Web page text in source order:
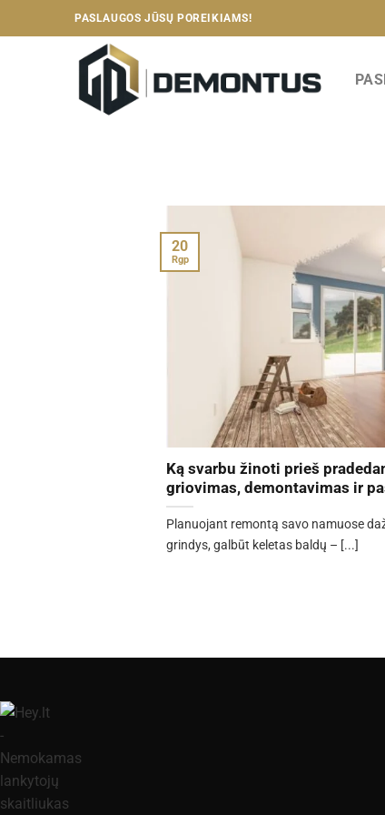
to
PASLAUGOS JŪSŲ POREIKIAMS!
Ką svarbu žinoti prieš
griovimas, demontavimas ir
Planuojant remontą savo namuose
grindys, galbūt keletas baldų – [...]
20
Rgp